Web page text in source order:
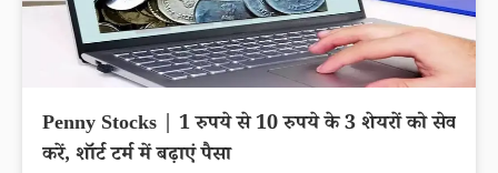
Penny Stocks | 1 रुपये से 10 रुपये के 3 शेयरों को सेव
करें, शॉर्ट टर्म में बढ़ाएं पैसा